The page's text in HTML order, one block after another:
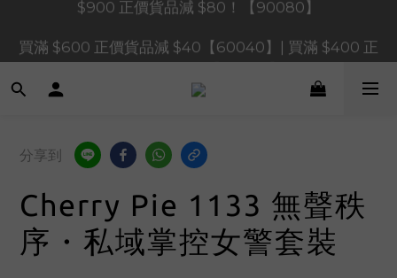
買滿 $1,200 正價貨品減 $120【1200120】| 買滿
$900 正價貨品減 $80！【90080】
價貨品減 $20【40020】
📢 系統維護通知 – SHOPLINE Payments FPS將於
買滿 $1,200 正價貨品減 $120【1200120】| 買滿
分享到
Cherry Pie 1133 無聲秩
序・私域掌控女警套裝